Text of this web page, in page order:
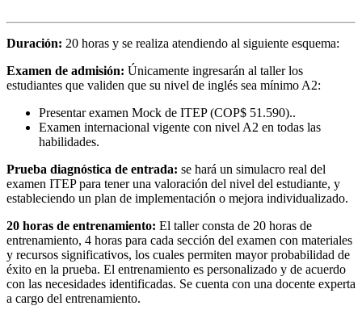
Duración: 20 horas y se realiza atendiendo al siguiente esquema:
Examen de admisión: Únicamente ingresarán al taller los
estudiantes que validen que su nivel de inglés sea mínimo A2:
Presentar examen Mock de ITEP (COP$ 51.590)..
Examen internacional vigente con nivel A2 en todas las
habilidades.
Prueba diagnóstica de entrada: se hará un simulacro real del
examen ITEP para tener una valoración del nivel del estudiante, y
estableciendo un plan de implementación o mejora individualizado.
20 horas de entrenamiento: El taller consta de 20 horas de
entrenamiento, 4 horas para cada sección del examen con materiales
y recursos significativos, los cuales permiten mayor probabilidad de
éxito en la prueba. El entrenamiento es personalizado y de acuerdo
con las necesidades identificadas. Se cuenta con una docente experta
a cargo del entrenamiento.